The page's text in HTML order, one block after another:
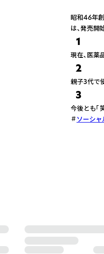
昭和46年創
は、発売開
1
現在、医薬
2
親子3代で
3
今後とも「
ソーシャ